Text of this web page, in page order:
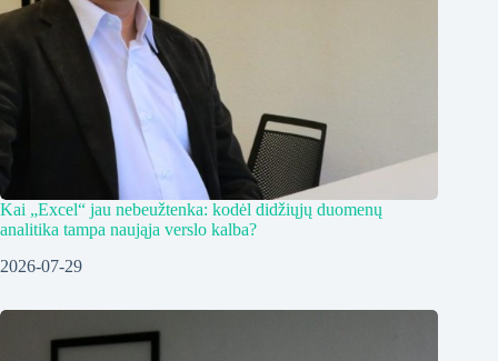
Kai „Excel“ jau nebeužtenka: kodėl didžiųjų duomenų
analitika tampa naująja verslo kalba?
2026-07-29